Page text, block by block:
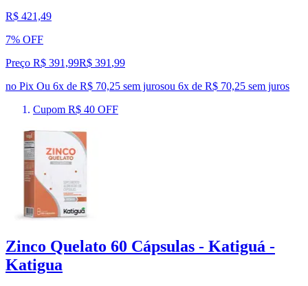
R$ 421,49
7% OFF
Preço R$ 391,99R$ 391 ,99
no Pix Ou 6x de R$ 70,25 sem jurosou 6x de R$ 70,25 sem juros
Cupom R$ 40 OFF
Zinco Quelato 60 Cápsulas - Katiguá -
Katigua